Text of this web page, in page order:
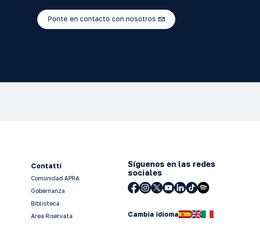
Ponte en contacto con nosotros
Contatti
Comunidad APRA
Gobernanza
Biblioteca
Area Riservata
Síguenos en las redes
sociales
Cambia idioma